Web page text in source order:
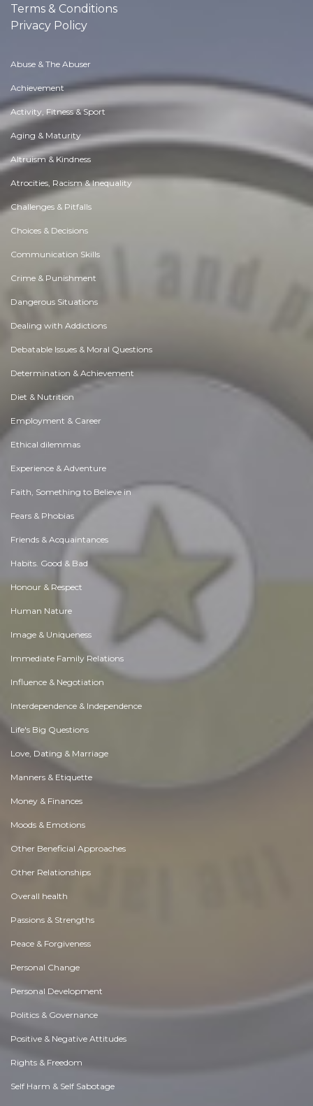
Terms & Conditions
Privacy Policy
Abuse & The Abuser
Achievement
Activity, Fitness & Sport
Aging & Maturity
Altruism & Kindness
Atrocities, Racism & Inequality
Challenges & Pitfalls
Choices & Decisions
Communication Skills
Crime & Punishment
Dangerous Situations
Dealing with Addictions
Debatable Issues & Moral Questions
Determination & Achievement
Diet & Nutrition
Employment & Career
Ethical dilemmas
Experience & Adventure
Faith, Something to Believe in
Fears & Phobias
Friends & Acquaintances
Habits. Good & Bad
Honour & Respect
Human Nature
Image & Uniqueness
Immediate Family Relations
Influence & Negotiation
Interdependence & Independence
Life's Big Questions
Love, Dating & Marriage
Manners & Etiquette
Money & Finances
Moods & Emotions
Other Beneficial Approaches
Other Relationships
Overall health
Passions & Strengths
Peace & Forgiveness
Personal Change
Personal Development
Politics & Governance
Positive & Negative Attitudes
Rights & Freedom
Self Harm & Self Sabotage